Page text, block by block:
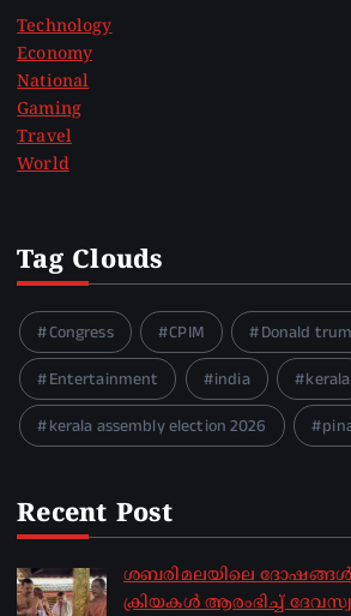
Technology
Economy
National
Gaming
Travel
World
Tag Clouds
Congress CPIM
Donald
Entertainment
india
kerala
kerala assembly election 2026
Recent Post
ശബരിമലയിലെ ദോഷങ്ങൾ
ക്രിയകൾ ആരംഭിച്ച്